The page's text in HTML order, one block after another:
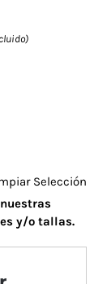
Selección
y/o tallas.